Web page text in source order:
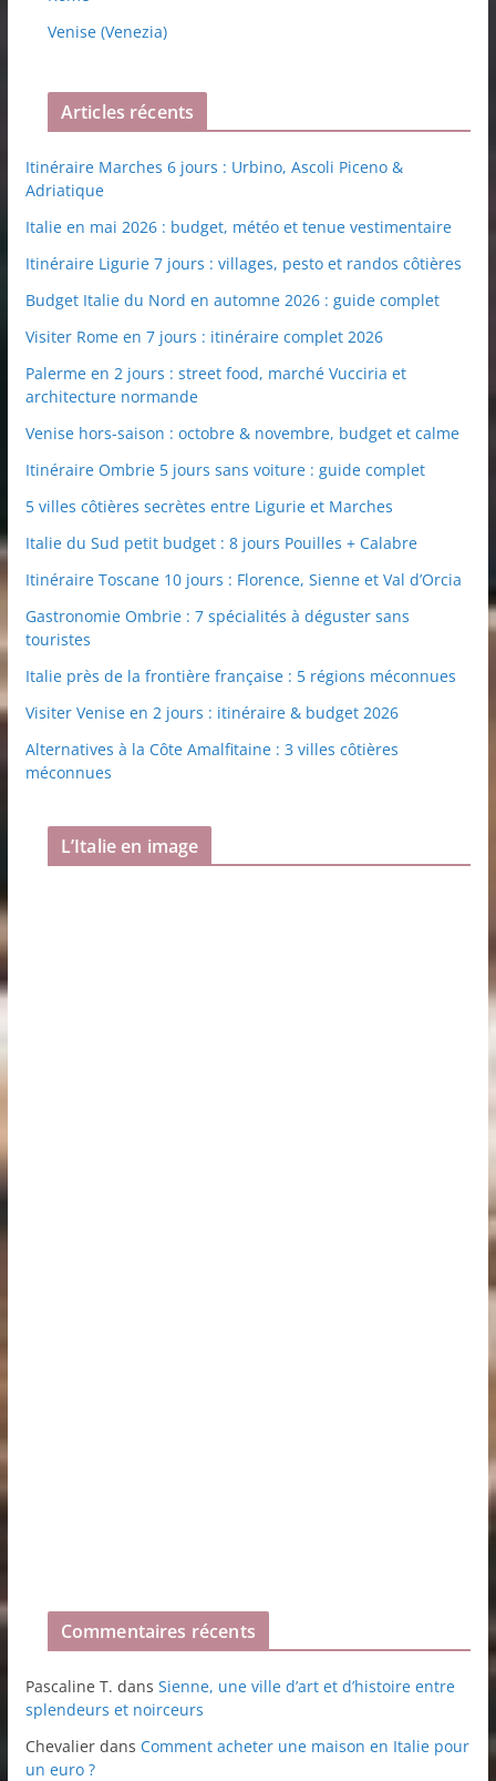
Venise (Venezia)
Articles récents
Itinéraire Marches 6 jours : Urbino, Ascoli Piceno &
Adriatique
Italie en mai 2026 : budget, météo et tenue vestimentaire
Itinéraire Ligurie 7 jours : villages, pesto et randos côtières
Budget Italie du Nord en automne 2026 : guide complet
Visiter Rome en 7 jours : itinéraire complet 2026
Palerme en 2 jours : street food, marché Vucciria et
architecture normande
Venise hors-saison : octobre & novembre, budget et calme
Itinéraire Ombrie 5 jours sans voiture : guide complet
5 villes côtières secrètes entre Ligurie et Marches
Italie du Sud petit budget : 8 jours Pouilles + Calabre
Itinéraire Toscane 10 jours : Florence, Sienne et Val d’Orcia
Gastronomie Ombrie : 7 spécialités à déguster sans
touristes
Italie près de la frontière française : 5 régions méconnues
Visiter Venise en 2 jours : itinéraire & budget 2026
Alternatives à la Côte Amalfitaine : 3 villes côtières
méconnues
L’Italie en image
Commentaires récents
Pascaline T. dans Sienne, une ville d’art et d’histoire entre
splendeurs et noirceurs
Chevalierdans Comment acheter une maison en Italie pour
un euro ?